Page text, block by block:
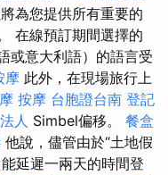
為您提供所有重要的
在線預訂期間選擇的
或意大利語）的語言受
摩 此外，在現場旅行上
按摩 台胞證台南 登記
人 Simbel偏移。 餐盒
他說，儘管由於“土地假
延遲一兩天的時間登